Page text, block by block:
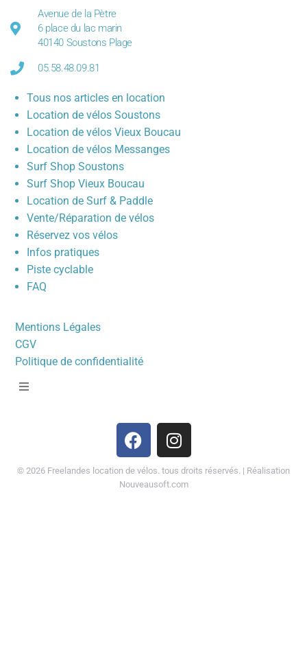
Avenue de la Pètre
6 place du lac marin
40140 Soustons Plage
05.58.48.09.81
Tous nos articles en location
Location de vélos Soustons
Location de vélos Vieux Boucau
Location de vélos Messanges
Surf Shop Soustons
Surf Shop Vieux Boucau
Location de Surf & Paddle
Vente/Réparation de vélos
Réservez vos vélos
Infos pratiques
Piste cyclable
FAQ
Mentions Légales
CGV
Politique de confidentialité
© 2026 Freelandes location de vélos. tous droits réservés. | Réalisation
Nouveausoft.com